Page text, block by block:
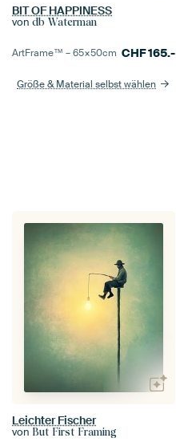
BIT OF HAPPINESS
von db Waterman
ArtFrame™ –65×50cm CHF165.-
Größe & Material selbst wählen
Leichter Fischer
von But First Framing